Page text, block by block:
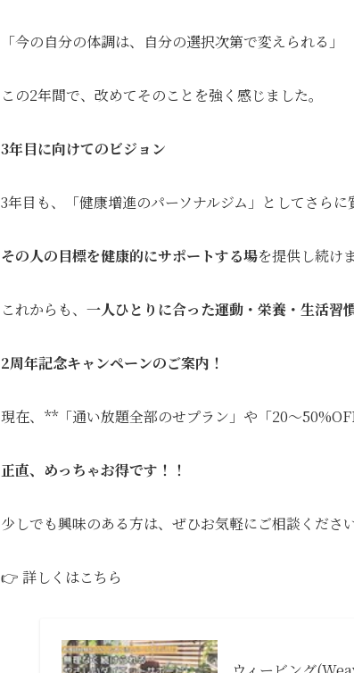
「今の自分の体調は、自分の選択次第で変えられる」
この2年間で、改めてそのことを強く感じました。
3年目に向けてのビジョン
3年目も、「健康増進のパーソナルジム」としてさらに
その人の目標を健康的にサポートする場を提供し続け
これからも、 一人ひとりに合った運動・栄養・生活習
2周年記念キャンペーンのご案内！
現在、**「通い放題全部のせプラン」や「20〜
正直、めっちゃお得です！！
少しでも興味のある方は、ぜひお気軽にご相談くださ
👉 詳しくはこちら